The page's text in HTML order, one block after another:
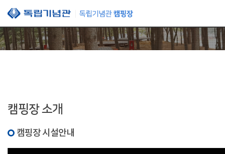
본문 바로가기
캠핑장 소개
캠핑장 시설안내